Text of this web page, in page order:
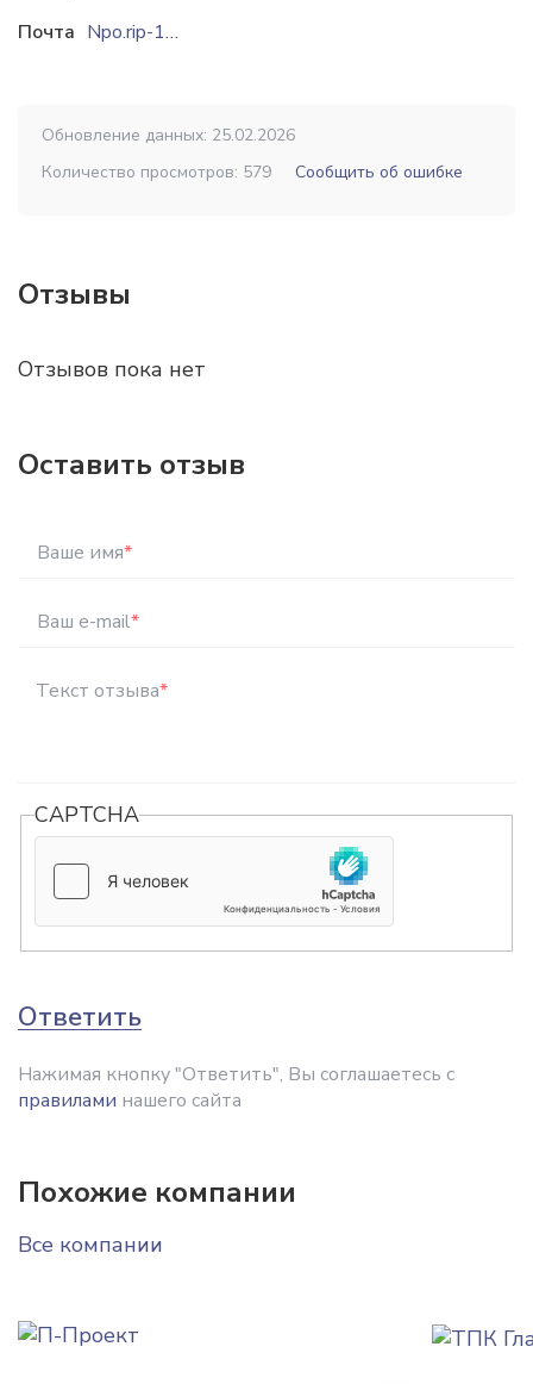
Почта
Npo.rip-100@yandex.ru
Обновление данных: 25.02.2026
Количество просмотров: 579
Сообщить об ошибке
Отзывы
Отзывов пока нет
Оставить отзыв
Ваше имя*
Ваш e-mail*
Текст отзыва*
CAPTCHA
Ответить
Нажимая кнопку "Ответить", Вы соглашаетесь с
правилами нашего сайта
Похожие компании
Все компании